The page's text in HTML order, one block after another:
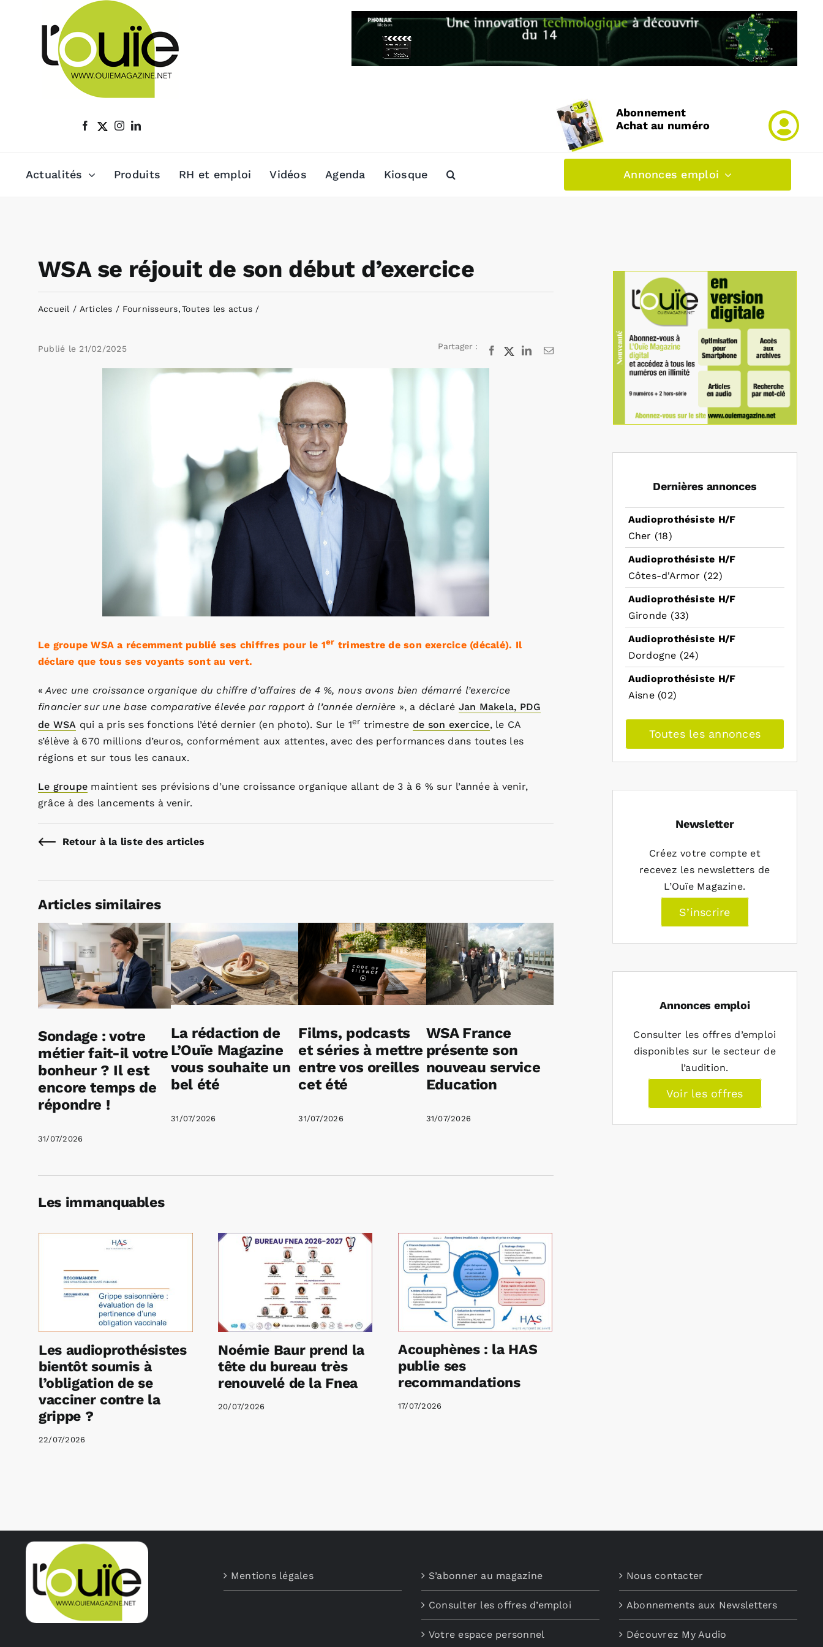
Abonnement
Achat au numéro
Actualités Produits RH et emploi Vidéos Agenda Kiosque Annonces emploi
WSA se réjouit de son début d’exercice
Accueil Articles Fournisseurs Toutes les actus
Publié le 21/02/2025 Partager : Facebook
X LinkedInEmail
Le groupe WSA a récemment publié ses chiffres pour le 1er trimestre de son exercice (décalé). Il
déclare que tous ses voyants sont au vert.
« Avec une croissance organique du chiffre d’affaires de 4 %, nous avons bien démarré l’exercice
financier sur une base comparative élevée par rapport à l’année dernière », a déclaré Jan Makela, PDG
de WSA qui a pris ses fonctions l’été dernier (en photo). Sur le 1er trimestre de son exercice, le CA
s’élève à 670 millions d’euros, conformément aux attentes, avec des performances dans toutes les
régions et sur tous les canaux.
Le groupe maintient ses prévisions d’une croissance organique allant de 3 à 6 % sur l’année à venir,
grâce à des lancements à venir.
Retour à la liste des articles
Articles similaires
Sondage : votre
métier fait-il votre
bonheur ? Il est
encore temps de
répondre !
31/07/2026
La rédaction de
L’Ouïe Magazine
vous souhaite un
bel été
31/07/2026
Films, podcasts
et séries à mettre
entre vos oreilles
cet été
31/07/2026
WSA France
présente son
nouveau service
Education
31/07/2026
Les immanquables
Les audioprothésistes
bientôt soumis à
l’obligation de se
vacciner contre la
grippe ?
22/07/2026
Noémie Baur prend la
tête du bureau très
renouvelé de la Fnea
20/07/2026
Acouphènes : la HAS
publie ses
recommandations
17/07/2026
Dernières annonces
Audioprothésiste H/F
Cher (18)
Audioprothésiste H/F
Côtes-d'Armor (22)
Audioprothésiste H/F
Gironde (33)
Audioprothésiste H/F
Dordogne (24)
Audioprothésiste H/F
Aisne (02)
Toutes les annonces
Newsletter
Créez votre compte et
recevez les newsletters de
L’Ouïe Magazine.
S’inscrire
Annonces emploi
Consulter les offres d’emploi
disponibles sur le secteur de
l’audition.
Voir les offres
Mentions légales S’abonner au magazine
Consulter les offres d’emploi
Votre espace personnel
Nous contacter
Abonnements aux Newsletters
Découvrez My Audio